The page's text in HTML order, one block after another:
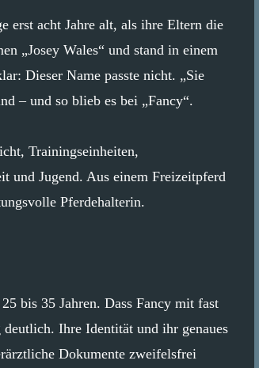
erst acht Jahre alt, als ihre Eltern die
„Josey Wales“ und stand in einem
Dieser Name passte nicht. „Sie
– und so blieb es bei „Fancy“.
Trainingseinheiten,
und Jugend. Aus einem Freizeitpferd
Pferdehalterin.
bis 35 Jahren. Dass Fancy mit fast
Ihre Identität und ihr genaues
Dokumente zweifelsfrei